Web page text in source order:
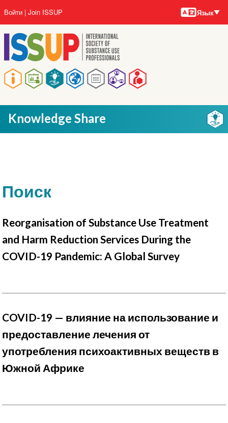
основному
содержанию
Main
navigation
User
account
menu
Войти Join ISSUP Языки
Язык
Knowledge Share
Поиск
Reorganisation of Substance Use Treatment
and Harm Reduction Services During the
COVID-19 Pandemic: A Global Survey
COVID-19 — влияние на использование и
предоставление лечения от
употребления психоактивных веществ в
Южной Африке